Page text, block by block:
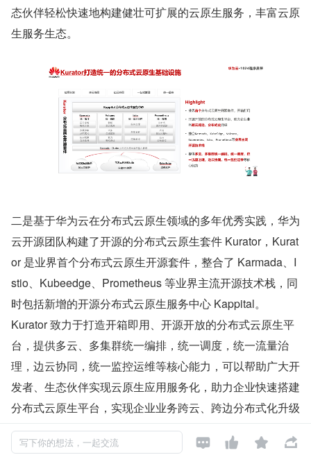
态伙伴轻松快速地构建健壮可扩展的云原生服务，丰富云原
生服务生态。
二是基于华为云在分布式云原生领域的多年优秀实践，华为
云开源团队构建了开源的分布式云原生套件 Kurator，Kurat
or 是业界首个分布式云原生开源套件，整合了 Karmada、I
stio、Kubeedge、Prometheus 等业界主流开源技术栈，同
时包括新增的开源分布式云原生服务中心 Kappital。
Kurator 致力于打造开箱即用、开源开放的分布式云原生平
台，提供多云、多集群统一编排，统一调度，统一流量治
理，边云协同，统一监控运维等核心能力，可以帮助广大开
发者、生态伙伴实现云原生应用服务化，助力企业快速搭建
分布式云原生平台，实现企业业务跨云、跨边分布式化升级
开发。
写下你的想法，一起交流    